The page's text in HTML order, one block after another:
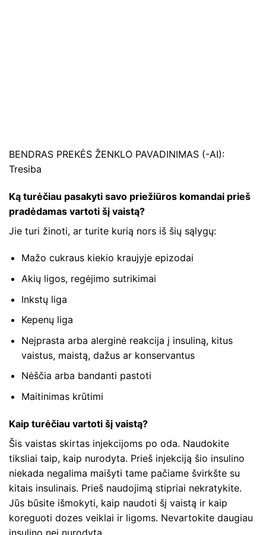
BENDRAS PREKĖS ŽENKLO PAVADINIMAS (-AI):
Tresiba
Ką turėčiau pasakyti savo priežiūros komandai prieš
pradėdamas vartoti šį vaistą?
Jie turi žinoti, ar turite kurią nors iš šių sąlygų:
Mažo cukraus kiekio kraujyje epizodai
Akių ligos, regėjimo sutrikimai
Inkstų liga
Kepenų liga
Neįprasta arba alerginė reakcija į insuliną, kitus
vaistus, maistą, dažus ar konservantus
Nėščia arba bandanti pastoti
Maitinimas krūtimi
Kaip turėčiau vartoti šį vaistą?
Šis vaistas skirtas injekcijoms po oda. Naudokite
tiksliai taip, kaip nurodyta. Prieš injekciją šio insulino
niekada negalima maišyti tame pačiame švirkšte su
kitais insulinais. Prieš naudojimą stipriai nekratykite.
Jūs būsite išmokyti, kaip naudoti šį vaistą ir kaip
koreguoti dozes veiklai ir ligoms. Nevartokite daugiau
insulino nei nurodyta.